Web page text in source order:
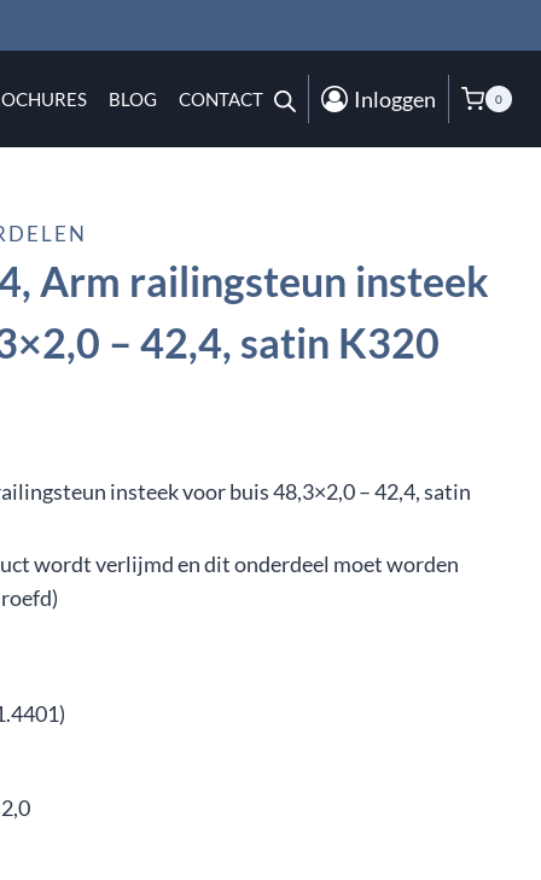
BLOG CONTACT Inloggen 0
Arm railingsteun insteek
– 42,4, satin K320
insteek voor buis 48,3×2,0 – 42,4, satin
wordt verlijmd en dit onderdeel moet worden